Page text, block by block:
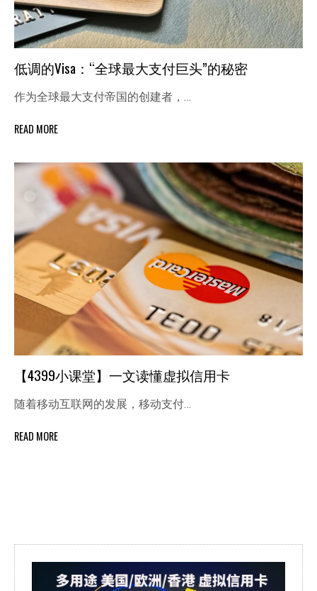
低调的Visa：“全球最大支付巨头”的秘密
作为全球最大支付帝国的创建者，…
READ MORE
【4399小课堂】一文读懂虚拟信用卡
随着移动互联网的发展，移动支付…
READ MORE